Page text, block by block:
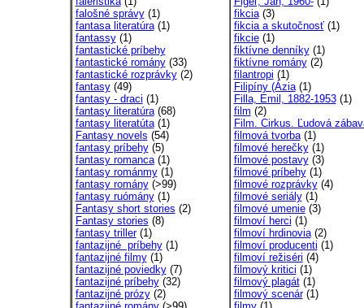
falošné správy(1)
fantasa literatúra(1)
fantassy(1)
fantastické príbehy
fantastické romány(33)
fantastické rozprávky(2)
fantasy(49)
fantasy - draci (1)
fantasy literatúra(68)
fantasy literatúta(1)
Fantasy novels (54)
fantasy príbehy(5)
fantasy romanca(1)
fantasy románmy(1)
fantasy romány(>99)
fantasy ruómány(1)
Fantasy short stories (2)
Fantasy stories (8)
fantasy triller(1)
fantazijné príbehy(1)
fantazijné filmy(1)
fantazijné poviedky(7)
fantazijné príbehy(32)
fantazijné prózy(2)
fikcia(3)
fikcia a skutočnosť(1)
fikcie(1)
fiktívne denníky(1)
fiktívne romány(2)
filantropi (1)
Filipíny (Ázia(1)
Filla, Emil, 1882-1953(1)
film (2)
Film. Cirkus. Ľudová
filmová tvorba(1)
filmové herečky(1)
filmové postavy(3)
filmové príbehy(1)
filmové rozprávky(4)
filmové seriály(1)
filmové umenie(3)
filmoví herci (1)
filmoví hrdinovia(2)
filmoví producenti (1)
filmoví režiséri (4)
filmový kritici (1)
filmový plagát(1)
filmový scenár(1)